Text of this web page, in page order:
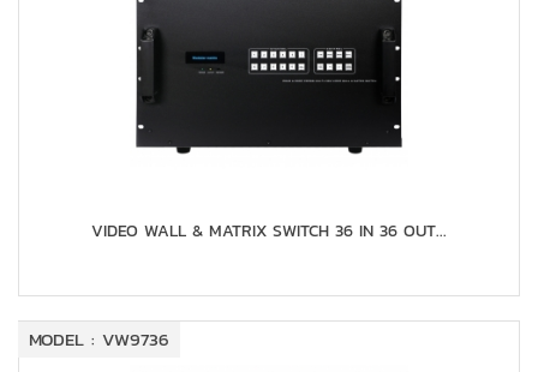
VIDEO WALL & MATRIX SWITCH 36 IN 36 OUT...
MODEL : VW9736